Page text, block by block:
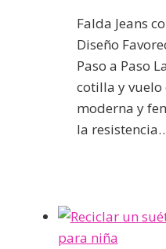
Falda Jeans
Diseño
Paso a Paso
cotilla y vuelo
moderna y
la